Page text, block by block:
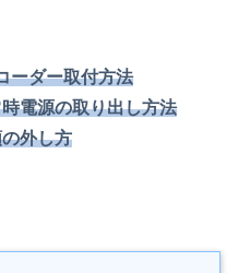
ーダー取付方法
電源の取り出し方法
外し方